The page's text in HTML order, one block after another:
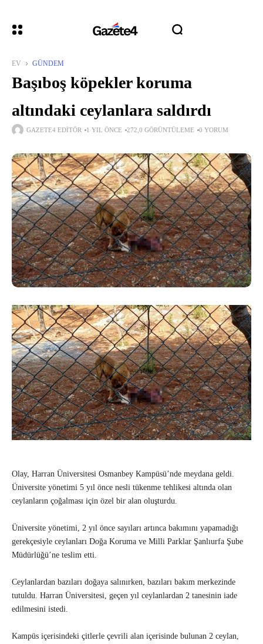
EV GÜNDEM
Başıboş köpekler koruma
altındaki ceylanlara saldırdı
GAZETE4 EDITÖR 1 YIL ÖNCE 272,0 GÖRÜNTÜLEME 0 YORUM
Olay, Harran Üniversitesi Osmanbey Kampüsü’nde meydana geldi.
Üniversite yönetimi 5 yıl önce nesli tükenme tehlikesi altında olan
ceylanların çoğalması için özel bir alan oluşturdu.
Üniversite yönetimi, 2 yıl önce sayıları artınca bakımını yapamadığı
gerekçesiyle ceylanları Doğa Koruma ve Milli Parklar Şanlıurfa Şube
Müdürlüğü’ne teslim etti.
Ceylanlardan bazıları doğaya salınırken, bazıları bakım merkezinde
tutuldu. Harran Üniversitesi, geçen yıl ceylanlardan 2 tanesinin iade
edilmesini istedi.
Kampüs içerisindeki çitlerle çevrili alan içerisinde bulunan 2 ceylan,